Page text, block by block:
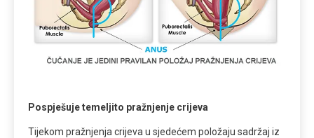
Pospješuje temeljito pražnjenje crijeva
Tijekom pražnjenja crijeva u sjedećem položaju sadržaj iz